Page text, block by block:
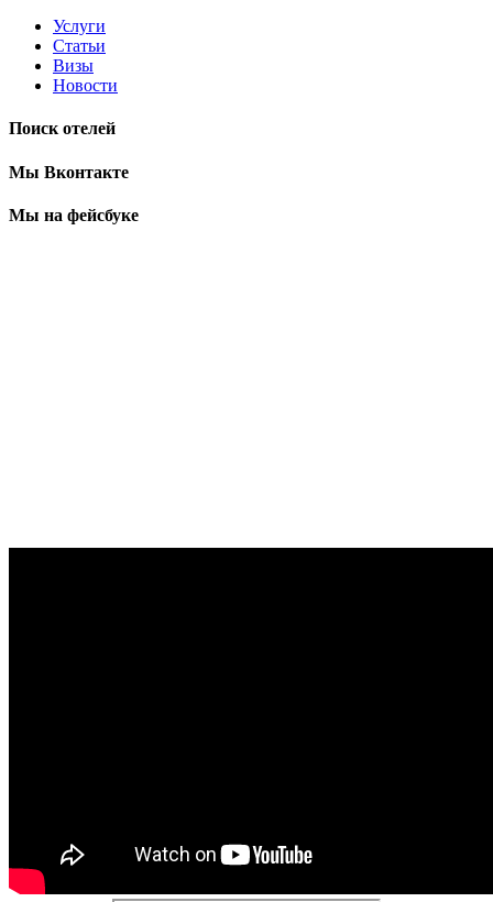
Услуги
Статьи
Визы
Новости
Поиск отелей
Мы Вконтакте
Мы на фейсбуке